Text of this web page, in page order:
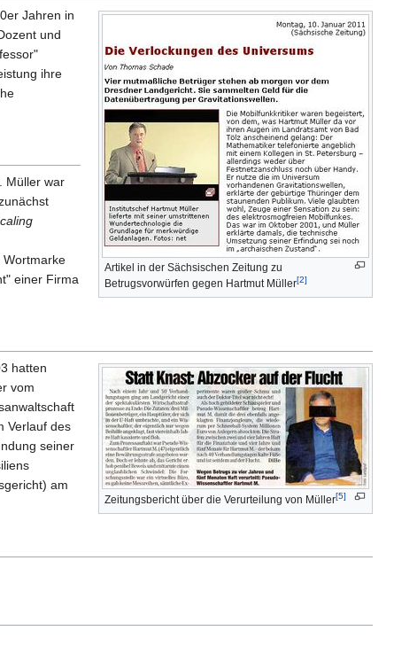
Artikel in der Sächsischen Zeitung zu
Betrugsvorwürfen gegen Hartmut Müller[2]
Jahren in
und
ihre
Müller war
Wortmarke
einer Firma
Zeitungsbericht über die Verurteilung von Müller[5]
hatten
vom
Verlauf des
seiner
am